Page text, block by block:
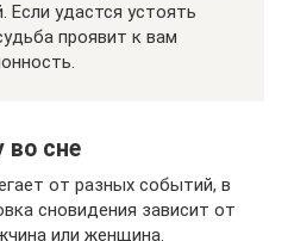
Если удастся устоять
проявит к вам
во сне
от разных событий, в
сновидения зависит от
или женщина.